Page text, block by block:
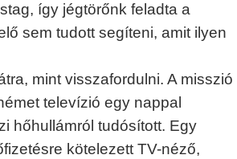
így jégtörőnk feladta a
sem tudott segíteni, amit ilyen
mint visszafordulni. A misszió
televízió egy nappal
hőhullámról tudósított. Egy
kötelezett TV-néző,